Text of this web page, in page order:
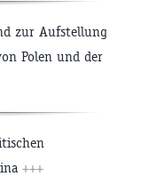
zur Aufstellung
Polen und der
+++